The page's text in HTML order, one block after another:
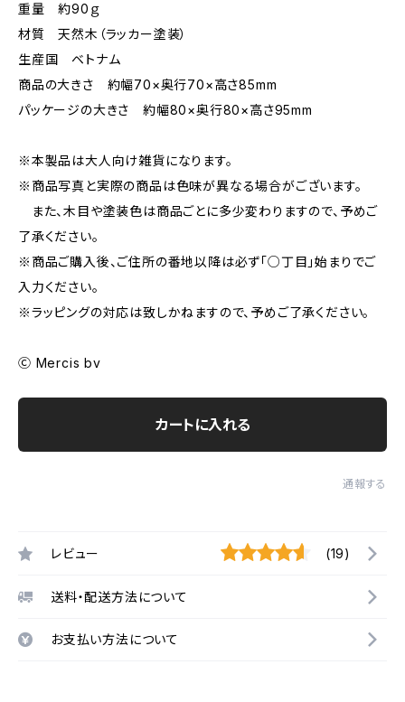
重量 約90ｇ
材質 天然木（ラッカー塗装）
生産国 ベトナム
商品の大きさ 約幅70×奥行70×高さ85mm
パッケージの大きさ 約幅80×奥行80×高さ95mm
※本製品は大人向け雑貨になります。
※商品写真と実際の商品は色味が異なる場合がございます。
また、木目や塗装色は商品ごとに多少変わりますので、予めご
了承ください。
※商品ご購入後、ご住所の番地以降は必ず「○丁目」始まりでご
入力ください。
※ラッピングの対応は致しかねますので、予めご了承ください。
Ⓒ Mercis bv
カートに入れる
通報する
レビュー (19)
送料・配送方法について
お支払い方法について